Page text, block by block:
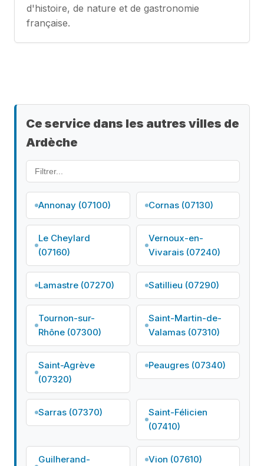
d'histoire, de nature et de gastronomie
française.
Ce service dans les autres villes de
Ardèche
Annonay (07100) Cornas (07130)
Le Cheylard
(07160)
Vernoux-en-
Vivarais (07240)
Lamastre (07270) Satillieu (07290)
Tournon-sur-
Rhône (07300)
Saint-Martin-de-
Valamas (07310)
Saint-Agrève
(07320)
Peaugres (07340)
Sarras (07370)
Saint-Félicien
(07410)
Guilherand-
Vion (07610)